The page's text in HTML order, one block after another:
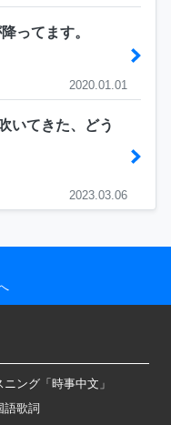
ってます。
2020.01.01
いてきた、どう
2023.03.06
ニング「時事中文」
語歌詞